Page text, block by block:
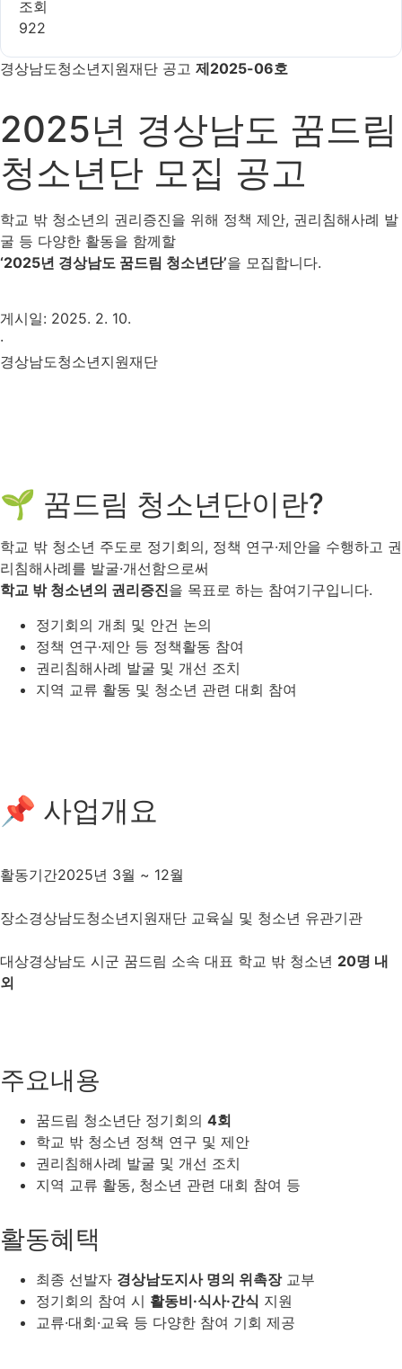
조회
922
경상남도청소년지원재단 공고 제2025-06호
2025년 경상남도 꿈드림
청소년단 모집 공고
학교 밖 청소년의 권리증진을 위해 정책 제안, 권리침해사례 발
굴 등 다양한 활동을 함께할
‘2025년 경상남도 꿈드림 청소년단’을 모집합니다.
게시일: 2025. 2. 10.
·
경상남도청소년지원재단
🌱 꿈드림 청소년단이란?
학교 밖 청소년 주도로 정기회의, 정책 연구·제안을 수행하고 권
리침해사례를 발굴·개선함으로써
학교 밖 청소년의 권리증진을 목표로 하는 참여기구입니다.
정기회의 개최 및 안건 논의
정책 연구·제안 등 정책활동 참여
권리침해사례 발굴 및 개선 조치
지역 교류 활동 및 청소년 관련 대회 참여
📌 사업개요
활동기간2025년 3월 ~ 12월
장소경상남도청소년지원재단 교육실 및 청소년 유관기관
대상경상남도 시군 꿈드림 소속 대표 학교 밖 청소년 20명 내
외
주요내용
꿈드림 청소년단 정기회의 4회
학교 밖 청소년 정책 연구 및 제안
권리침해사례 발굴 및 개선 조치
지역 교류 활동, 청소년 관련 대회 참여 등
활동혜택
최종 선발자 경상남도지사 명의 위촉장교부
정기회의 참여 시 활동비·식사·간식 지원
교류·대회·교육 등 다양한 참여 기회 제공